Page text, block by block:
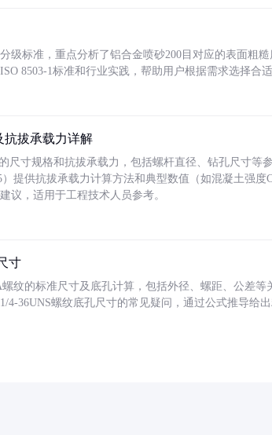
级标准，重点分析了铝合金喷砂200目对应的表面粗
8503-1标准和行业实践，帮助用户根据需求选择合适
抗拔承载力详解
尺寸规格和抗拔承载力，包括螺杆直径、钻孔尺寸等
）提供抗拔承载力计算方法和典型数值（如混凝土强度
议，适用于工程技术人员参考。
寸
纹的标准尺寸及底孔计算，包括外径、螺距、公差
1/4-36UNS螺纹底孔尺寸的常见疑问，通过公式推导给